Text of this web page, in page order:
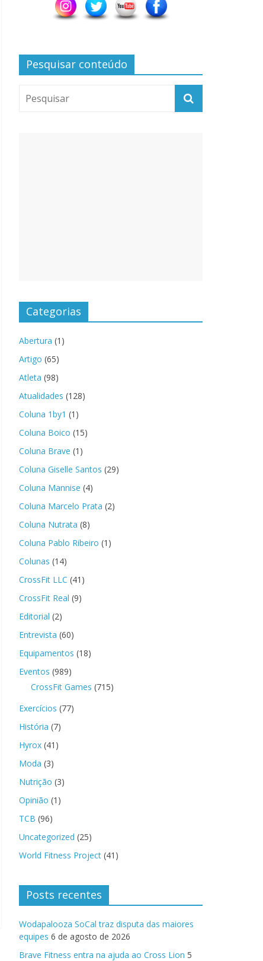
Pesquisar conteúdo
Categorias
Abertura (1)
Artigo (65)
Atleta (98)
Atualidades (128)
Coluna 1by1 (1)
Coluna Boico (15)
Coluna Brave (1)
Coluna Giselle Santos (29)
Coluna Mannise (4)
Coluna Marcelo Prata (2)
Coluna Nutrata (8)
Coluna Pablo Ribeiro (1)
Colunas (14)
CrossFit LLC (41)
CrossFit Real (9)
Editorial (2)
Entrevista (60)
Equipamentos (18)
Eventos (989)
CrossFit Games (715)
Exercícios (77)
História (7)
Hyrox (41)
Moda (3)
Nutrição (3)
Opinião (1)
TCB (96)
Uncategorized (25)
World Fitness Project (41)
Posts recentes
Wodapalooza SoCal traz disputa das maiores
equipes 6 de agosto de 2026
Brave Fitness entra na ajuda ao Cross Lion 5